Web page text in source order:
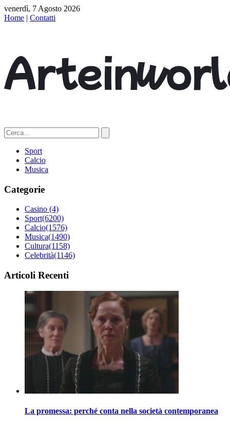
venerdì, 7 Agosto 2026
Home | Contatti
Sport
Calcio
Musica
Categorie
Casino (4)
Sport(6200)
Calcio(1576)
Musica(1490)
Cultura(1158)
Celebrità(1146)
Articoli Recenti
La promessa: perché conta nella società contemporanea